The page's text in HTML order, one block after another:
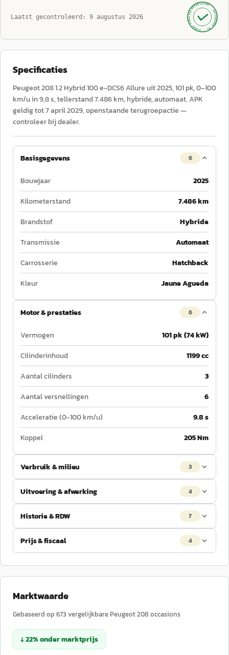
Laatst gecontroleerd: 9 augustus 2026 GECONTROLEERD ·
AUTOKOPEN.NL
· SINDS 1999 ·
Specificaties
Peugeot 208 1.2 Hybrid 100 e-DCS6 Allure uit 2025, 101 pk, 0–100
km/u in 9,8 s, tellerstand 7.486 km, hybride, automaat. APK
geldig tot 7 april 2029, openstaande terugroepactie —
controleer bij dealer.
Basisgegevens 6
Bouwjaar
2025
Kilometerstand
7.486 km
Brandstof
Hybride
Transmissie
Automaat
Carrosserie
Hatchback
Kleur
Jaune Agueda
Motor & prestaties 6
Vermogen
101 pk (74 kW)
Cilinderinhoud
1199 cc
Aantal cilinders
3
Aantal versnellingen
6
Acceleratie (0-100 km/u)
9.8 s
Koppel
205 Nm
Verbruik & milieu 3
Uitvoering & afwerking 4
Historie & RDW 7
Prijs & fiscaal 4
Marktwaarde
Gebaseerd op 673 vergelijkbarePeugeot208 occasions
↓22%ondermarktprijs